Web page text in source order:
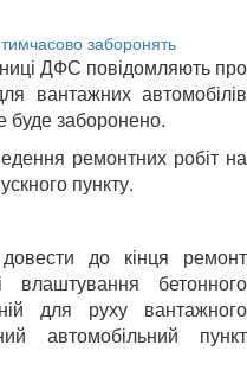
ДФС повідомляють про
вантажних автомобілів
буде заборонено.
ремонтних робіт на
пункту.
до кінця ремонт
влаштування бетонного
для руху вантажного
автомобільний пункт